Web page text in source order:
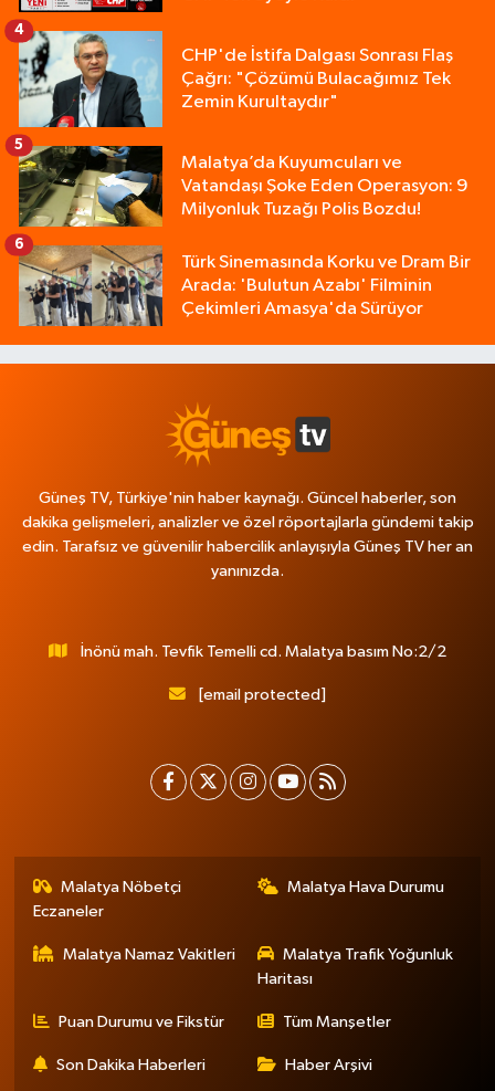
CHP'de İstifa Dalgası Sonrası Flaş
Çağrı: "Çözümü Bulacağımız Tek
Zemin Kurultaydır"
4
Malatya’da Kuyumcuları ve
Vatandaşı Şoke Eden Operasyon: 9
Milyonluk Tuzağı Polis Bozdu!
5
Türk Sinemasında Korku ve Dram Bir
Arada: 'Bulutun Azabı' Filminin
Çekimleri Amasya'da Sürüyor
6
Güneş TV, Türkiye'nin haber kaynağı. Güncel haberler, son
dakika gelişmeleri, analizler ve özel röportajlarla gündemi takip
edin. Tarafsız ve güvenilir habercilik anlayışıyla Güneş TV her an
yanınızda.
İnönü mah. Tevfik Temelli cd. Malatya basım No:2/2
[email protected]
Malatya Nöbetçi
Eczaneler
Malatya Hava Durumu
Malatya Namaz Vakitleri
Malatya Trafik Yoğunluk
Haritası
Puan Durumu ve Fikstür Tüm Manşetler
Son Dakika Haberleri Haber Arşivi